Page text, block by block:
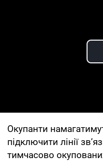
Окупанти
підключити лінії
тимчасово